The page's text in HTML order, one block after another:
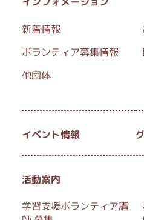
新着情報
ボランティア募集情報
他団体
イベント情報
活動案内
学習支援ボランティア講